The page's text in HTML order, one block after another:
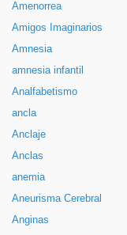
Amenorrea
Amigos Imaginarios
Amnesia
amnesia infantil
Analfabetismo
ancla
Anclaje
Anclas
anemia
Aneurisma Cerebral
Anginas